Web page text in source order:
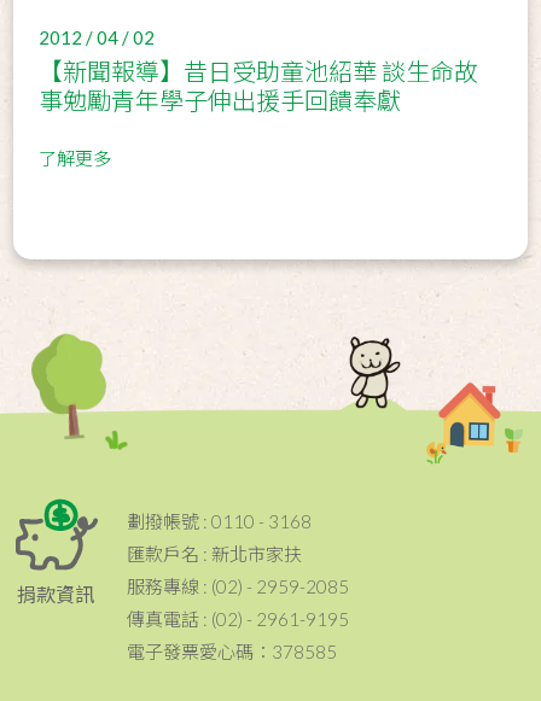
2012 / 04 / 02
【新聞報導】昔日受助童池紹華 談生命故
事勉勵青年學子伸出援手回饋奉獻
了解更多
捐款資訊
劃撥帳號 : 0110 - 3168
匯款戶名 : 新北市家扶
服務專線 : (02) - 2959-2085
傳真電話 : (02) - 2961-9195
電子發票愛心碼：378585